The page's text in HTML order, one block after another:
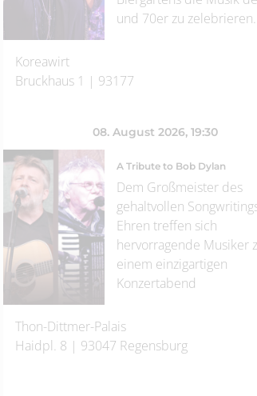
und 70er zu zelebrieren.
Koreawirt
Bruckhaus 1 | 93177
08. August 2026, 19:30
A Tribute to Bob Dylan
Dem Großmeister des
gehaltvollen
Ehren treffen sich
hervorragende Musiker
einem einzigartigen
Konzertabend
Thon-Dittmer-Palais
Haidpl. 8 | 93047 Regensburg